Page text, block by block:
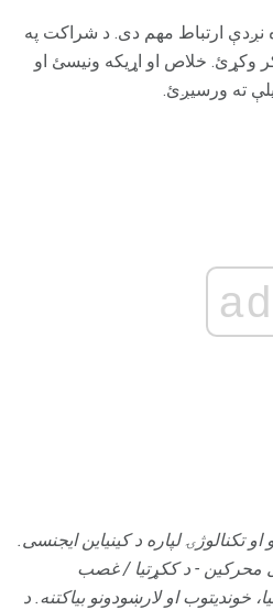
ارتباط مهم دی. د شراکت په
وکړئ. خلاص او اړیکه ونیسئ او
ته ورسیږئ.
ad
تکنالوژۍ لپاره د کینیاین ایجنسی.
محرکین - د ککړتیا / غصب
خوندیتوب او لارښودونو بیاکتنه. د